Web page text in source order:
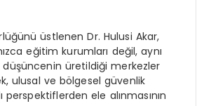
üstlenen Dr. Hulusi Akar,
eğitim kurumları değil, aynı
üretildiği merkezler
ulusal ve bölgesel güvenlik
ele alınmasının